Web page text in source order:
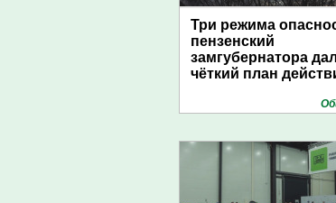
Три режима
пензенский
замгубернатора дал
чёткий план